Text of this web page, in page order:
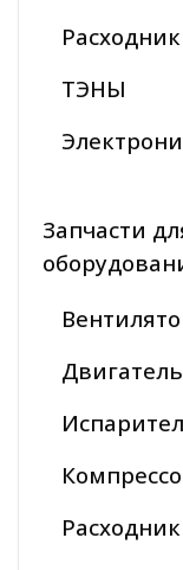
ТЭНЫ
Запчасти